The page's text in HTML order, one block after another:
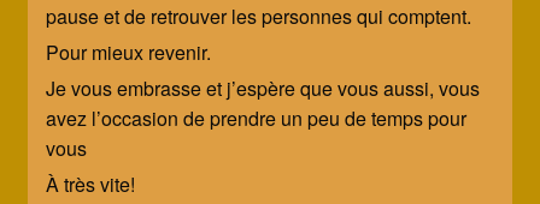
pause et de retrouver les personnes qui comptent.
Pour mieux revenir.
Je vous embrasse et j’espère que vous aussi, vous
avez l’occasion de prendre un peu de temps pour
vous
À très vite!